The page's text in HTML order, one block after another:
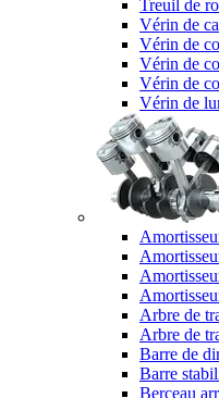
Treuil de
Vérin de
Vérin de
Vérin de
Vérin de
Vérin de
Arbre de
Arbre de
Barre de
Barre
Berceau